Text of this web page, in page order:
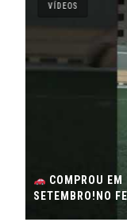
VÍDEOS
COMPROU EM
SETEMBRO!NO